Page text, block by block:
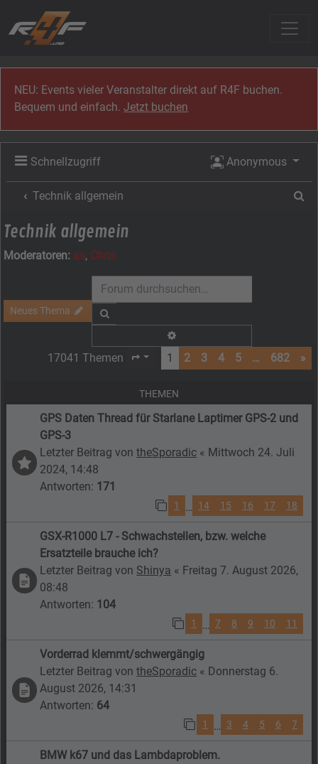
NEU: Events vieler Veranstalter direkt auf R4F buchen.
Bequem und einfach.Jetzt buchen
Schnellzugriff Anonymous
Technik allgemein
Technik allgemein
Moderatoren: as, Chris
Neues Thema
17041 Themen Seite von682
1 2 3 4 5 … 682 »
THEMEN
GPS Daten Thread für Starlane Laptimer GPS-2 und
GPS-3
Letzter Beitrag vontheSporadic « Mittwoch 24. Juli
2024, 14:48
Antworten: 171
1 … 14 15 16 17 18
GSX-R1000 L7 - Schwachstellen, bzw. welche
Ersatzteile brauche ich?
Letzter Beitrag von Shinya « Freitag 7. August 2026,
08:48
Antworten: 104
1 … 7 8 9 10 11
Vorderrad klemmt/schwergängig
Letzter Beitrag vontheSporadic « Donnerstag 6.
August 2026, 14:31
Antworten: 64
1 … 3 4 5 6 7
BMW k67 und das Lambdaproblem.